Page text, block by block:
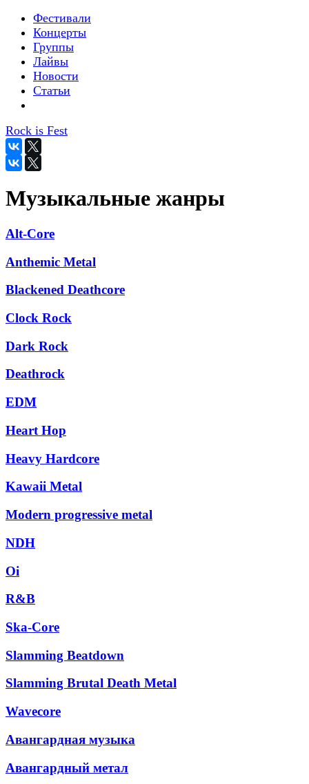
Фестивали
Концерты
Группы
Лайвы
Новости
Статьи
Rock is Fest
Музыкальные жанры
Alt-Core
Anthemic Metal
Blackened Deathcore
Clock Rock
Dark Rock
Deathrock
EDM
Heart Hop
Heavy Hardcore
Kawaii Metal
Modern progressive metal
NDH
Oi
R&B
Ska-Core
Slamming Beatdown
Slamming Brutal Death Metal
Wavecore
Авангардная музыка
Авангардный метал